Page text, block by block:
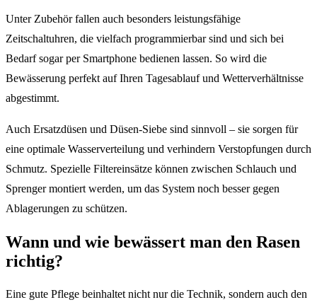
Unter Zubehör fallen auch besonders leistungsfähige
Zeitschaltuhren, die vielfach programmierbar sind und sich bei
Bedarf sogar per Smartphone bedienen lassen. So wird die
Bewässerung perfekt auf Ihren Tagesablauf und Wetterverhältnisse
abgestimmt.
Auch Ersatzdüsen und Düsen-Siebe sind sinnvoll – sie sorgen für
eine optimale Wasserverteilung und verhindern Verstopfungen durch
Schmutz. Spezielle Filtereinsätze können zwischen Schlauch und
Sprenger montiert werden, um das System noch besser gegen
Ablagerungen zu schützen.
Wann und wie bewässert man den Rasen
richtig?
Eine gute Pflege beinhaltet nicht nur die Technik, sondern auch den